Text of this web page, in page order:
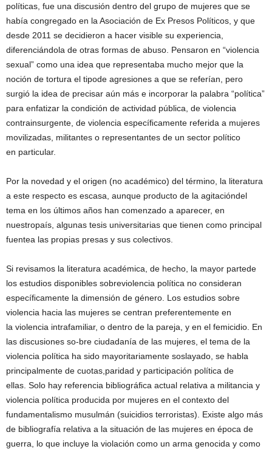
políticas, fue una discusión dentro del grupo de mujeres que se
había congregado en la Asociación de Ex Presos Políticos, y que
desde 2011 se decidieron a hacer visible su experiencia,
diferenciándola de otras formas de abuso. Pensaron en “violencia
sexual” como una idea que representaba mucho mejor que la
noción de tortura el tipode agresiones a que se referían, pero
surgió la idea de precisar aún más e incorporar la palabra “política”
para enfatizar la condición de actividad pública, de violencia
contrainsurgente, de violencia especíﬁcamente referida a mujeres
movilizadas, militantes o representantes de un sector político
en particular.
Por la novedad y el origen (no académico) del término, la literatura
a este respecto es escasa, aunque producto de la agitacióndel
tema en los últimos años han comenzado a aparecer, en
nuestropaís, algunas tesis universitarias que tienen como principal
fuentea las propias presas y sus colectivos.
Si revisamos la literatura académica, de hecho, la mayor partede
los estudios disponibles sobreviolencia política no consideran
especíﬁcamente la dimensión de género. Los estudios sobre
violencia hacia las mujeres se centran preferentemente en
la violencia intrafamiliar, o dentro de la pareja, y en el femicidio. En
las discusiones so-bre ciudadanía de las mujeres, el tema de la
violencia política ha sido mayoritariamente soslayado, se habla
principalmente de cuotas,paridad y participación política de
ellas. Solo hay referencia bibliográﬁca actual relativa a militancia y
violencia política producida por mujeres en el contexto del
fundamentalismo musulmán (suicidios terroristas). Existe algo más
de bibliografía relativa a la situación de las mujeres en época de
guerra, lo que incluye la violación como un arma genocida y como